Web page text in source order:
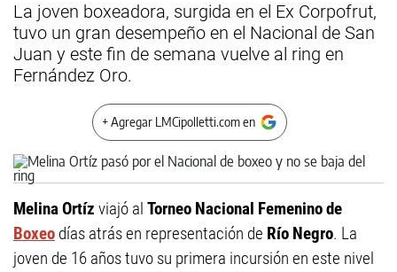
La joven boxeadora, surgida en el Ex Corpofrut,
tuvo un gran desempeño en el Nacional de San
Juan y este fin de semana vuelve al ring en
Fernández Oro.
+ Agregar LMCipolletti.com en
Melina Ortíz viajó al Torneo Nacional Femenino de
Boxeo días atrás en representación de Río Negro. La
joven de 16 años tuvo su primera incursión en este nivel